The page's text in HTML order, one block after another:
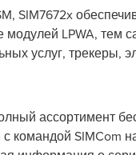
SIM7672x
модулей LPWA, тем
услуг, трекеры,
ассортимент
командой SIMCom